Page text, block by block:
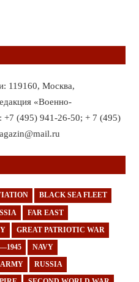
119160, Москва,
«Военно-
+7 (495) 941-26-50; + 7 (495)
BLACK SEA FLEET
FAR EAST
GREAT PATRIOTIC WAR
NAVY
RUSSIA